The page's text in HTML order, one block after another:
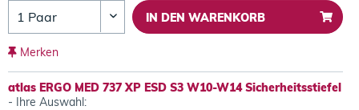
IN DEN WARENKORB
Merken
atlas ERGO MED 737 XP ESD S3 W10-W14 Sicherheitsstiefel
- Ihre Auswahl: